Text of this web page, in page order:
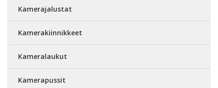
Kamerajalustat
Kamerakiinnikkeet
Kameralaukut
Kamerapussit